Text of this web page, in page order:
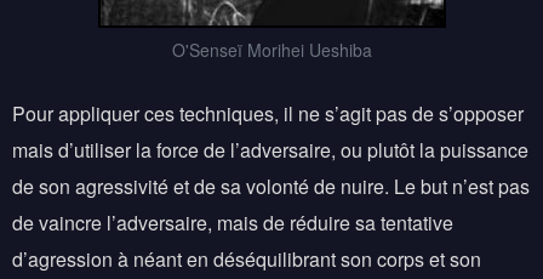
O'Senseï Morihei Ueshiba
Pour appliquer ces techniques, il ne s’agit pas de s’opposer
mais d’utiliser la force de l’adversaire, ou plutôt la puissance
de son agressivité et de sa volonté de nuire. Le but n’est pas
de vaincre l’adversaire, mais de réduire sa tentative
d’agression à néant en déséquilibrant son corps et son